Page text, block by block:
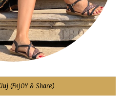
(EnJOY & Share)